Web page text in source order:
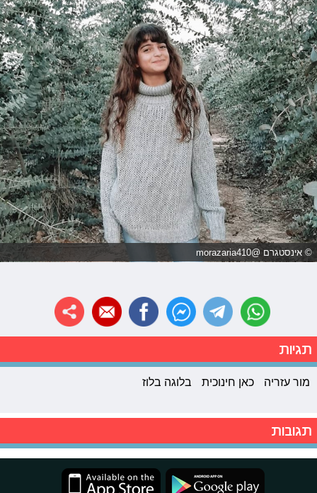
© אינסטגרם @morazaria410
תגיות
מור עזריה כאן חינוכית בלוגה בלוז
תגובות